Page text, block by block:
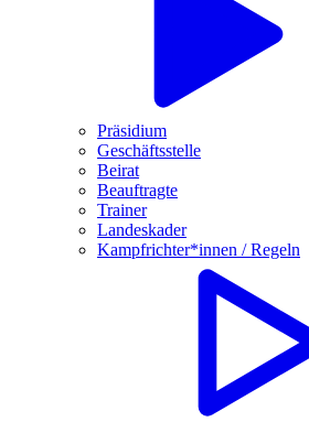
Präsidium
Geschäftsstelle
Beirat
Beauftragte
Trainer
Landeskader
Kampfrichter*innen / Regeln